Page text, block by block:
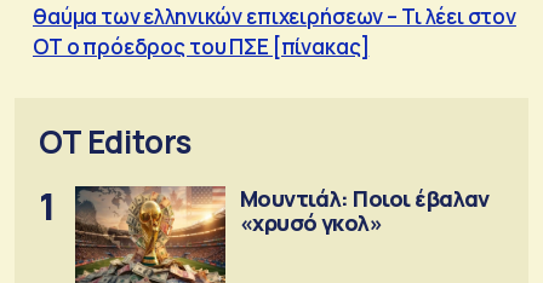
θαύμα των ελληνικών επιχειρήσεων – Τι λέει στον
ΟΤ ο πρόεδρος του ΠΣΕ [πίνακας]
OT Editors
1
Μουντιάλ: Ποιοι έβαλαν
«χρυσό γκολ»